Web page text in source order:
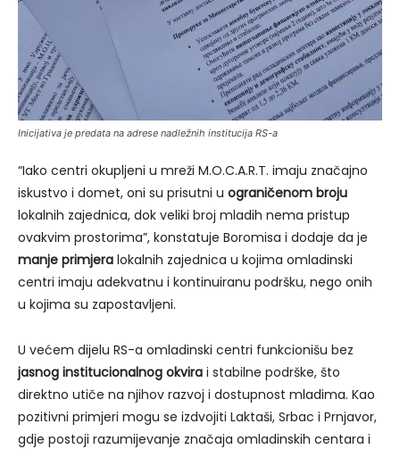
Inicijativa je predata na adrese nadležnih institucija RS-a
“Iako centri okupljeni u mreži M.O.C.A.R.T. imaju značajno
iskustvo i domet, oni su prisutni u ograničenom broju
lokalnih zajednica, dok veliki broj mladih nema pristup
ovakvim prostorima”, konstatuje Boromisa i dodaje da je
manje primjera lokalnih zajednica u kojima omladinski
centri imaju adekvatnu i kontinuiranu podršku, nego onih
u kojima su zapostavljeni.
U većem dijelu RS-a omladinski centri funkcionišu bez
jasnog institucionalnog okvira i stabilne podrške, što
direktno utiče na njihov razvoj i dostupnost mladima. Kao
pozitivni primjeri mogu se izdvojiti Laktaši, Srbac i Prnjavor,
gdje postoji razumijevanje značaja omladinskih centara i